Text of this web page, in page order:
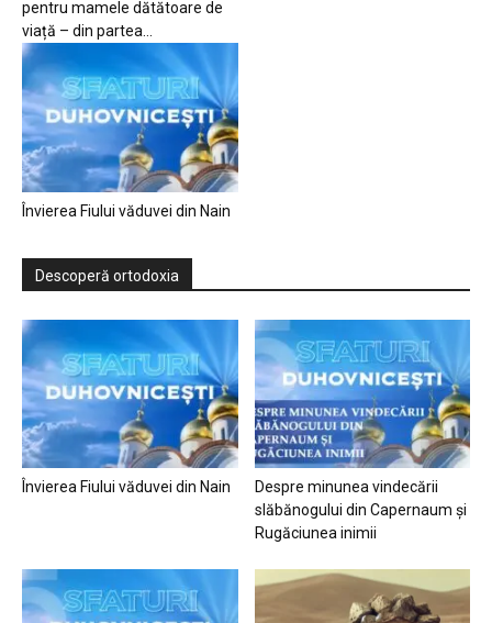
pentru mamele dătătoare de
viață – din partea...
Învierea Fiului văduvei din Nain
Descoperă ortodoxia
Învierea Fiului văduvei din Nain
Despre minunea vindecării
slăbănogului din Capernaum și
Rugăciunea inimii